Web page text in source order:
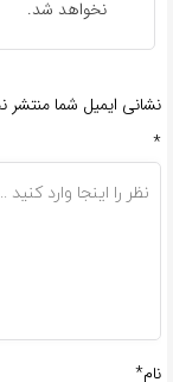
نخواهد شد.
نشانی ایمیل شما
*
نام*